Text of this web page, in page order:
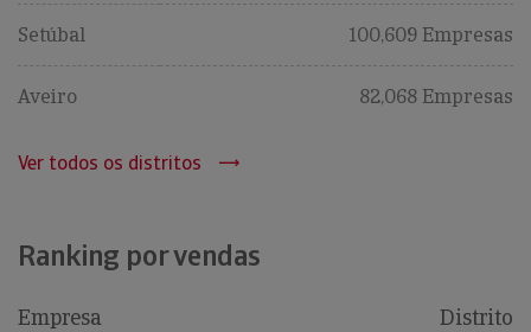
Setúbal 100,609 Empresas
Aveiro 82,068 Empresas
Ver todos os distritos
Ranking por vendas
Empresa Distrito